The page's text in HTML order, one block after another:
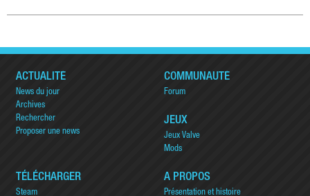
ACTUALITÉ
News du jour
Archives
Rechercher
Proposer une news
COMMUNAUTÉ
Forum
JEUX
Jeux Valve
Mods
TÉLÉCHARGER
Steam
A PROPOS
Présentation et histoire